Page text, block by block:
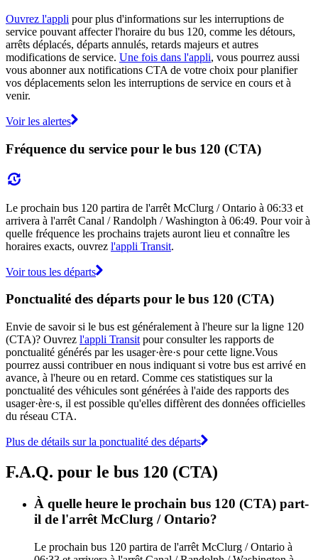
Ouvrez l'appli pour plus d'informations sur les interruptions de
service pouvant affecter l'horaire du bus 120, comme les détours,
arrêts déplacés, départs annulés, retards majeurs et autres
modifications de service. Une fois dans l'appli, vous pourrez aussi
vous abonner aux notifications CTA de votre choix pour planifier
vos déplacements selon les interruptions de service en cours et à
venir.
Voir les alertes
Fréquence du service pour le bus 120 (CTA)
Le prochain bus 120 partira de l'arrêt McClurg / Ontario à 06:33 et
arrivera à l'arrêt Canal / Randolph / Washington à 06:49. Pour voir à
quelle fréquence les prochains trajets auront lieu et connaître les
horaires exacts, ouvrez l'appli Transit.
Voir tous les départs
Ponctualité des départs pour le bus 120 (CTA)
Envie de savoir si le bus est généralement à l'heure sur la ligne 120
(CTA)? Ouvrez l'appli Transit pour consulter les rapports de
ponctualité générés par les usager·ère·s pour cette ligne.Vous
pourrez aussi contribuer en nous indiquant si votre bus est arrivé en
avance, à l'heure ou en retard. Comme ces statistiques sur la
ponctualité des véhicules sont générées à l'aide des rapports des
usager·ère·s, il est possible qu'elles diffèrent des données officielles
du réseau CTA.
Plus de détails sur la ponctualité des départs
F.A.Q. pour le bus 120 (CTA)
À quelle heure le prochain bus 120 (CTA) part-
il de l'arrêt McClurg / Ontario?
Le prochain bus 120 partira de l'arrêt McClurg / Ontario à